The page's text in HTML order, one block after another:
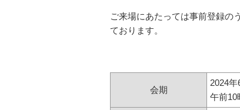
ご来場にあたっては事前登録の
ております。
会期
2024年
午前10